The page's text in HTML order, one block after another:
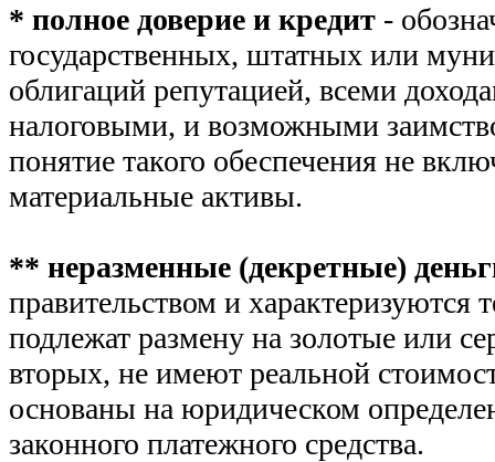
* полное доверие и кредит -
государственных, штатных или
облигаций репутацией, всеми
налоговыми, и возможными
понятие такого обеспечения не
материальные активы.
** неразменные (декретные)
правительством и характеризуются
подлежат размену на золотые или
вторых, не имеют реальной
основаны на юридическом
законного платежного средства.